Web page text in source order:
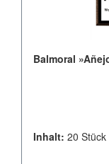
Balmoral
Inhalt: 20 Stück